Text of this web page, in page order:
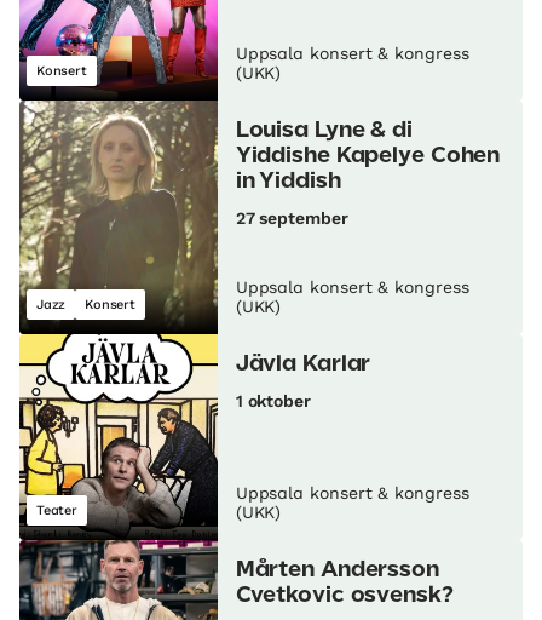
Konsert
Uppsala konsert & kongress
(UKK)
Jazz Konsert
Louisa Lyne & di
Yiddishe Kapelye Cohen
in Yiddish
27 september
Uppsala konsert & kongress
(UKK)
Teater
Jävla Karlar
1 oktober
Uppsala konsert & kongress
(UKK)
Mårten Andersson
Cvetkovic osvensk?